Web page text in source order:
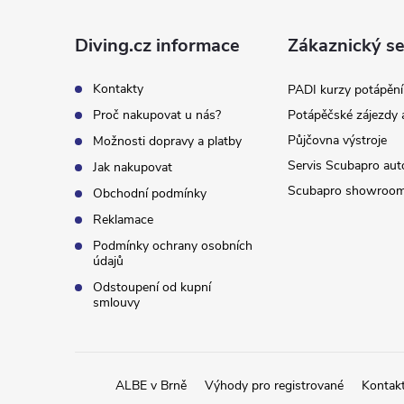
Diving.cz informace
Kontakty
Proč nakupovat u nás?
Možnosti dopravy a platby
Jak nakupovat
Obchodní podmínky
Reklamace
Podmínky ochrany osobních
údajů
Odstoupení od kupní
smlouvy
Zákaznický
PADI kurzy potápění
Potápěčské zájezdy
Půjčovna výstroje
Servis Scubapro
Scubapro
ALBE v Brně Výhody pro registrované